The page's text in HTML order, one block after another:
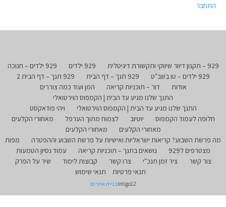
התחבר
929 – תקנון דיוור שיווקי ותקשורת דיגיטלית 929 ילדים
929 ילדים – חנוכה
929 ילדים – טו בשב"ט
929 תנך – דף הבית
929 תנך – דף הבית 2
אודות
דור – תוכניות קריאה
המן ועוד כמה צוררים
התנך שלנו מגיע עד הבית | הקמפוס הוירטואלי
התנך שלנו מגיע עד הבית | הקמפוס הוירטואלי
ויהי פודאקסט
חלופה לעמוד הקמפוס
יוטיוב לצמוח מתוך הערפל
מאחורי הקלעים
מאחורי הקלעים
מאחורי הקלעים
מה פרשת השבוע? קריאות ישראליות ואישיות על פרשת השבוע וההפטרה
מפות
מצטרפים ל929
נושאים בתנך – תוכניות קריאה
עמוד נסיון הטמעות
צור קשר
ציר זמן תנכ"י צרו קשר קבוצות לימוד
שיר על הפרק
תנאי פרטיות
תנאי שימוש
Intigo12בניית אתרים